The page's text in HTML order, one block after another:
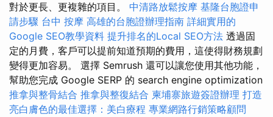
對於更長、更複雜的項目。 中清路放鬆按摩 基隆台胞證申
請步驟 台中 按摩 高雄的台胞證辦理指南 詳細實用的
Google SEO教學資料 提升排名的Local SEO方法 透過固
定的月費，客戶可以提前知道預期的費用，這使得財務規劃
變得更加容易。 選擇 Semrush 還可以讓您使用其他功能，
幫助您完成 Google SERP 的 search engine optimization
推拿與整骨結合 推拿與整復結合 柬埔寨旅遊簽證辦理 打造
亮白膚色的最佳選擇：美白療程 專業網路行銷策略顧問